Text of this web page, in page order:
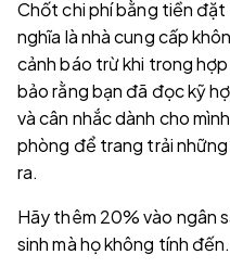
Chốt chi phí bằng tiền
nghĩa là nhà cung cấp
cảnh báo trừ khi trong
bảo rằng bạn đã đọc kỹ
và cân nhắc dành cho
phòng để trang trải
ra.
Hãy thêm 20% vào ngân
sinh mà họ không tính đến.